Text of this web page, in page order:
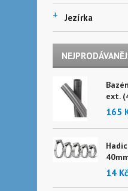
+ Jezírka
ext.
165
14 Kč